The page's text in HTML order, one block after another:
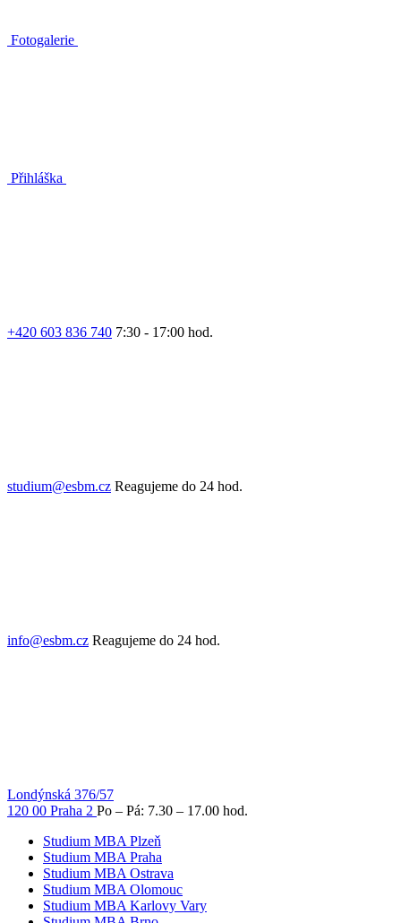
Fotogalerie
Přihláška
+420 603 836 740 7:30 - 17:00 hod.
studium@esbm.cz Reagujeme do 24 hod.
info@esbm.cz Reagujeme do 24 hod.
Londýnská 376/57
120 00 Praha 2 Po – Pá: 7.30 – 17.00 hod.
Studium MBA Plzeň
Studium MBA Praha
Studium MBA Ostrava
Studium MBA Olomouc
Studium MBA Karlovy Vary